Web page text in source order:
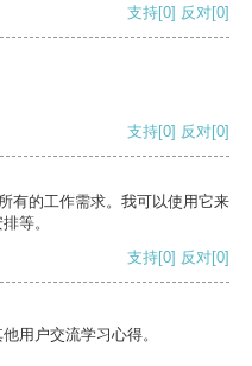
支持[0] 反对[0]
支持[0] 反对[0]
有的工作需求。我可以使用它来
等。
支持[0] 反对[0]
用户交流学习心得。